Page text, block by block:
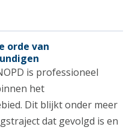
orde van
is professioneel
het
Dit blijkt onder meer
dat gevolgd is en